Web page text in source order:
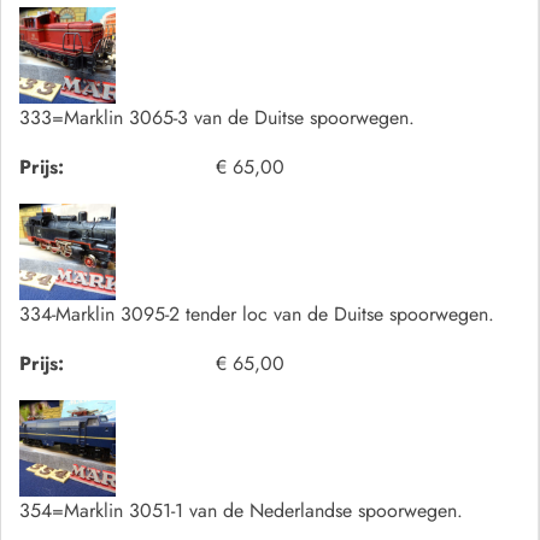
333=Marklin 3065-3 van de Duitse spoorwegen.
Prijs:
€ 65,00
334-Marklin 3095-2 tender loc van de Duitse spoorwegen.
Prijs:
€ 65,00
354=Marklin 3051-1 van de Nederlandse spoorwegen.